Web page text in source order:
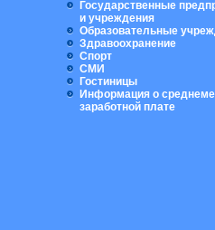
Государственные
и учреждения
Образовательные
Здравоохранение
Спорт
СМИ
Гостиницы
Информация о
заработной плате